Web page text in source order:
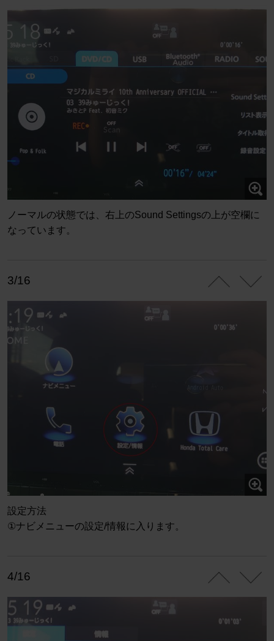
ノーマルの状態では、右上のSound Settingsの上が空欄に
なっています。
3/16
設定方法
①ナビメニューの設定/情報に入ります。
4/16